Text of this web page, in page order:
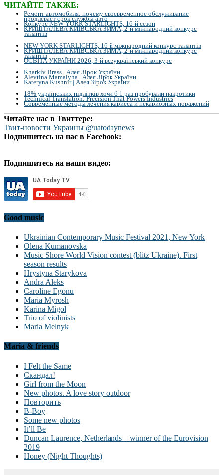
ЧИТАЙТЕ ТАКЖЕ:
Ремонт автомобиля: почему своевременное обслуживание
продлевает срок службы авто
Конкурс NEW YORK STARLIGHTS, 16-й сезон
КРИШТАЛЕВА КИЇВСЬКА ЗИМА, 2-й міжнародний конкурс
талантів
NEW YORK STARLIGHTS, 16-й міжнародний конкурс талантів
КРИШТАЛЕВА КИЇВСЬКА ЗИМА, 2-й міжнародний конкурс
талантів
ОСВІТА УКРАЇНИ 2026, 3-й всеукраїнський конкурс
Kharkiv Brass | Алея Зірок України
Alevtina Mamalyha | Алея Зірок України
Kateryna Kushnir | Алея Зірок України
18% українських підлітків хоча б 1 раз пробували накротики
Technical Translation: Precision That Powers Industries
Современные методы лечения кариеса и некариозных поражений
Читайте нас в Твиттере:
Твит-новости Украины @uatodaynews
Подпишитесь на нас в Facebook:
Подпишитесь на наши видео:
Good music
Ukrainian Contemporary Music Festival 2021, New York
Olena Kumanovska
Music Shore World Vision contest (blitz Ukraine). First
season results
Hrystyna Starykova
Andra Aleks
Caroline Egonu
Maria Myrosh
Karina Migol
Trio of violinists
Maria Melnyk
Maria & friends
I Felt the Same
Скандал!
Girl from the Moon
New photos. A love story outdoor
Повторить
B-Boy
Some new photos
It’ll Be
Duncan Laurence, Netherlands – winner of the Eurovision
2019
Honey (Night Thoughts)